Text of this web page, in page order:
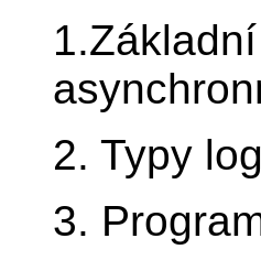
2. Typy
3.